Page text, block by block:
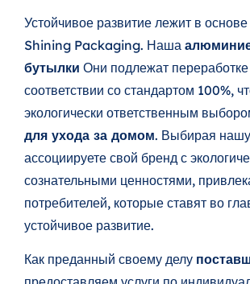
Устойчивое развитие лежит в
Shining Packaging. Наша
бутылки Они подлежат
соответствии со стандартом 100%,
экологически ответственным
для ухода за домом. Выбирая
ассоциируете свой бренд с
сознательными ценностями,
потребителей, которые ставят во
устойчивое развитие.
Как преданный своему делу